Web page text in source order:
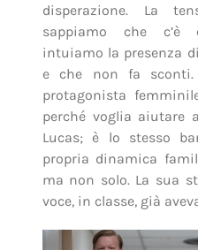
disperazione. La
sappiamo che c’è
intuiamo la presenza
e che non fa sconti.
protagonista
perché voglia
Lucas; è lo stesso
propria dinamica
ma non solo. La sua
voce, in classe, già